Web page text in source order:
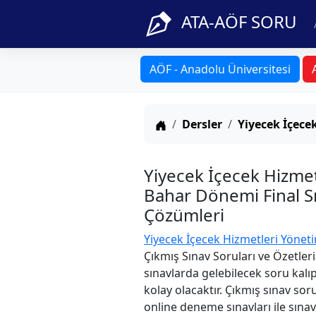
ATA-AÖF SORU
AÖF - Anadolu Üniversitesi
Anasayfa
Dersler Yiyecek
Yiyecek İçecek
Bahar Dönemi Final
Çözümleri
Yiyecek İçecek Hizmetleri
Çıkmış Sınav Soruları ve
sınavlarda gelebilecek soru
kolay olacaktır. Çıkmış sınav
online deneme sınavları ile